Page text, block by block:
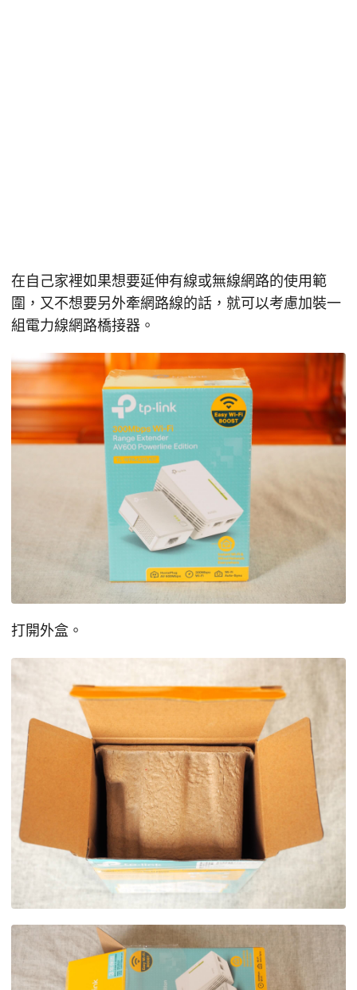
在自己家裡如果想要延伸有線或無線網路的使用範
圍，又不想要另外牽網路線的話，就可以考慮加裝一
組電力線網路橋接器。
打開外盒。